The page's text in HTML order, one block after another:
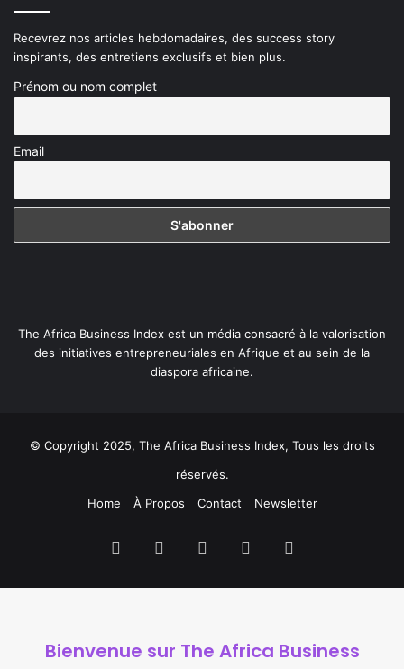
Recevrez nos articles hebdomadaires, des success story
inspirants, des entretiens exclusifs et bien plus.
Prénom ou nom complet
Email
The Africa Business Index est un média consacré à la valorisation
des initiatives entrepreneuriales en Afrique et au sein de la
diaspora africaine.
© Copyright 2025, The Africa Business Index, Tous les droits
réservés.
Home
À Propos Contact Newsletter
Facebook LinkedinYouTube
Bienvenue sur The Africa Business